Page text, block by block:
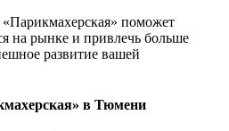
поможет
на рынке и привлечь больше
развитие вашей
в Тюмени